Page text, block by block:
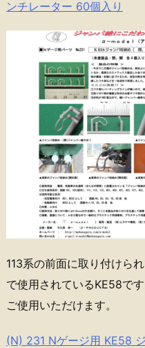
ンチレーター 60個入り
113系の前面に取り付けら
で使用されているKE58で
ご使用いただけます。
(N) 231 Nゲージ用 KE58